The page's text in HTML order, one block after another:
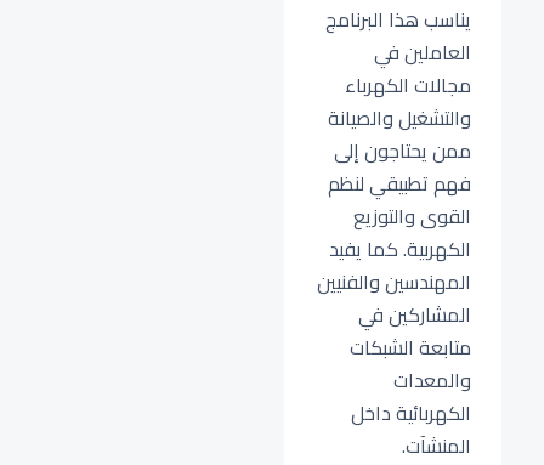
يناسب هذا البرنامج
العاملين في
مجالات الكهرباء
والتشغيل والصيانة
ممن يحتاجون إلى
فهم تطبيقي لنظم
القوى والتوزيع
الكهربية. كما يفيد
المهندسين والفنيين
المشاركين في
متابعة الشبكات
والمعدات
الكهربائية داخل
المنشآت.